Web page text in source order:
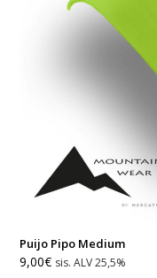
Puijo Pipo Medium
9,00€ sis. ALV 25,5%